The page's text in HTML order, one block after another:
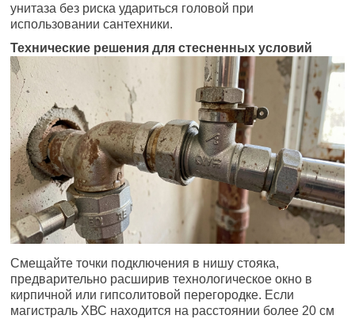
унитаза без риска удариться головой при
использовании сантехники.
Технические решения для стесненных условий
Смещайте точки подключения в нишу стояка,
предварительно расширив технологическое окно в
кирпичной или гипсолитовой перегородке. Если
магистраль ХВС находится на расстоянии более 20 см